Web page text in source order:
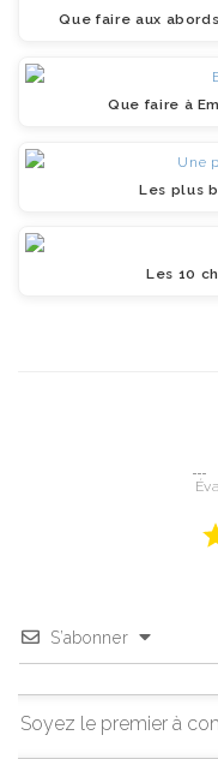
Que faire aux
Que faire à
Les plus
Les 10
S’abonner